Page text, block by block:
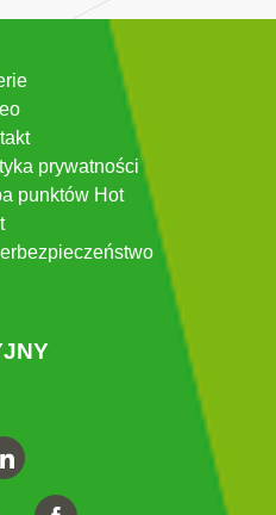
prywatności
punktów Hot